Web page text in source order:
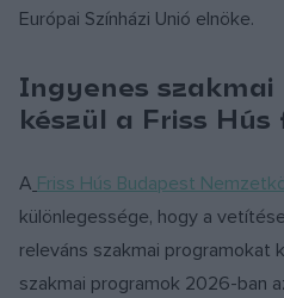
Európai Színházi Unió elnöke.
Ingyenes
készül a Friss
A Friss Hús Budapest
különlegessége, hogy a
releváns szakmai programokat
szakmai programok 2026-ban